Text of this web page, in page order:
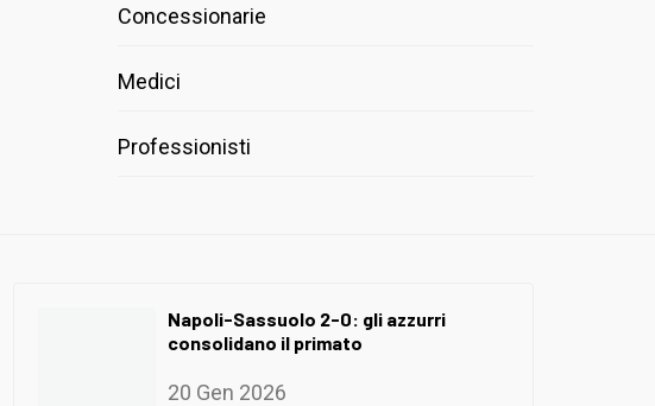
Concessionarie
Medici
Professionisti
Napoli-Sassuolo 2-0: gli azzurri
consolidano il primato
20 Gen 2026